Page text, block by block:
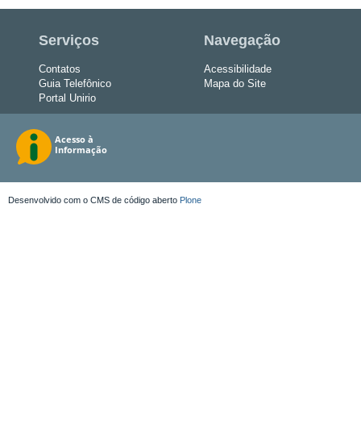
Serviços
Contatos
Guia Telefônico
Portal Unirio
Navegação
Acessibilidade
Mapa do Site
Desenvolvido com o CMS de código aberto Plone